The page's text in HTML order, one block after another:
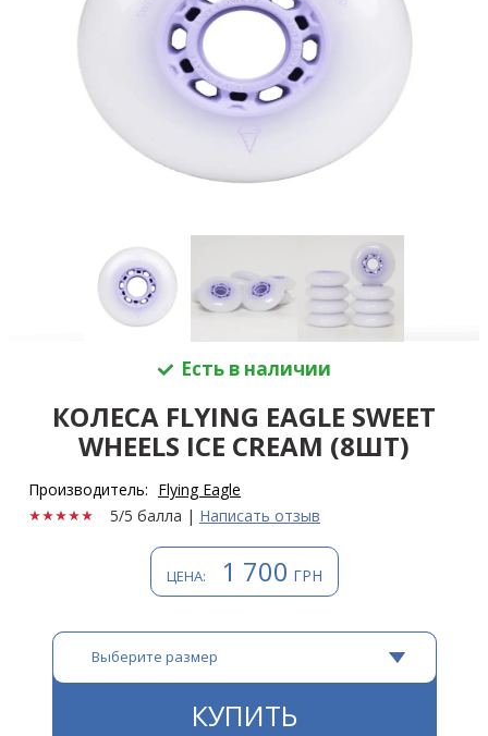
Есть в наличии
КОЛЕСА FLYING EAGLE SWEET
WHEELS ICE CREAM (8ШТ)
Производитель: Flying Eagle
5/5 балла | Написать отзыв
ЦЕНА: 1 700 ГРН
Выберите размер
КУПИТЬ